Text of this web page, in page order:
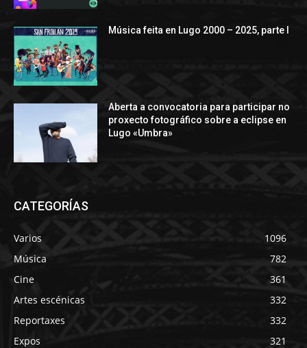
Música feita en Lugo 2000 – 2025, parte I
Aberta a convocatoria para participar no
proxecto fotográfico sobre a eclipse en
Lugo «Umbra»
CATEGORÍAS
Varios
1096
Música
782
Cine
361
Artes escénicas
332
Reportaxes
332
Expos
321